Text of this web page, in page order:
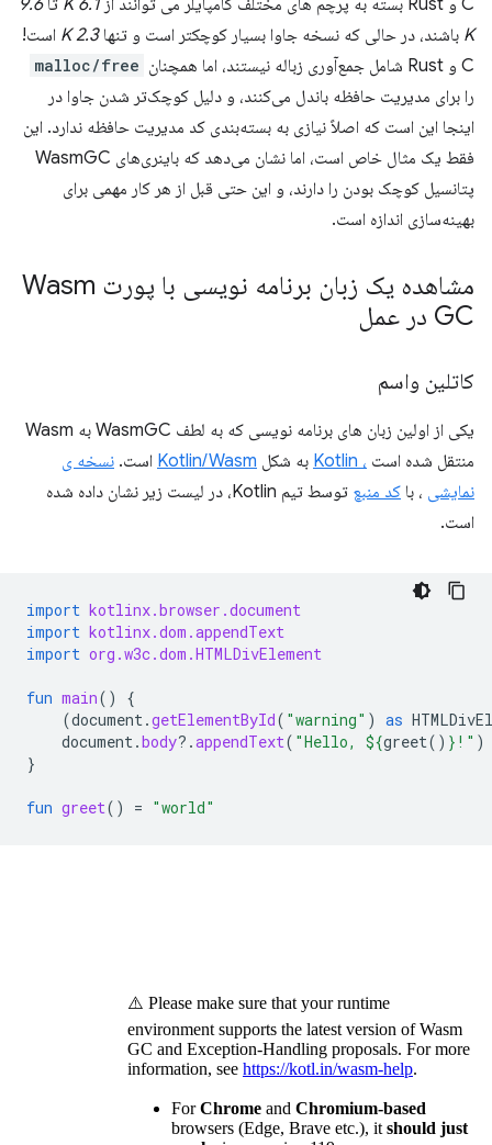
C و Rust بسته به پرچم های مختلف کامپایلر می توانند از
6.1 K تا9.6
K باشند، در حالی که نسخه جاوا بسیار کوچکتر است و تنها2.3 K
است!
C و Rust شامل جمع‌آوری زباله نیستند، اما همچنان
malloc/free
را برای مدیریت حافظه باندل می‌کنند، و دلیل کوچک‌تر شدن جاوا در
اینجا این است که اصلاً نیازی به بسته‌بندی کد مدیریت حافظه ندارد. این
فقط یک مثال خاص است، اما نشان می‌دهد که باینری‌های WasmGC
پتانسیل کوچک بودن را دارند، و این حتی قبل از هر کار مهمی برای
بهینه‌سازی اندازه است.
مشاهده یک زبان برنامه نویسی با پورت Wasm
GC در عمل
کاتلین واسم
یکی از اولین زبان های برنامه نویسی که به لطف WasmGC به Wasm
منتقل شده است ، Kotlin به شکل Kotlin/Wasm است. نسخه ی
نمایشی ، با کد منبع
توسط تیم Kotlin، در لیست زیر نشان داده شده
است.
import kotlinx.browser.document
import kotlinx.dom.appendText
import org.w3c.dom.HTMLDivElement
fun main()
{
(document.getElementById( "warning" ) as
document.body?.appendText( "Hello, ${greet() } !" )
}
fun greet() = "world"